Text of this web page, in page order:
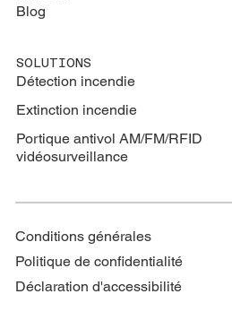
Blog
SOLUTIONS
Détection incendie
Extinction incendie
Portique antivol AM/FM/RFID
vidéosurveillance
Conditions générales
Politique de confidentialité
Déclaration d'accessibilité